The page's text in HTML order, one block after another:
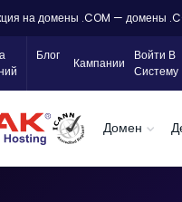
на домены .COM — домены
Блог
Кампании
Войти В
Систему
Домен